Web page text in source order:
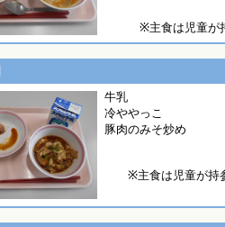
※主食は児童が
牛
冷ややっこ
豚肉のみそ炒め
※主食は児童が持